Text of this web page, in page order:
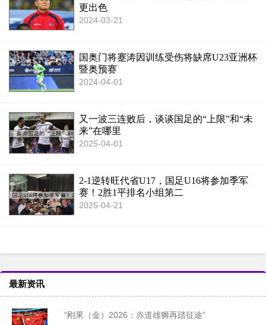
更出色
2024-03-21
国奥门将蹇涛因训练受伤将缺席U23亚洲杯
暨奥预赛
2024-04-01
又一波三连败后，谈谈国足的“上限”和“未
来”在哪里
2025-04-01
2-1逆转旺代省U17，国足U16将参加季军
赛！2胜1平排名小组第二
2025-04-21
最新资讯
“刚果（金）2026：赤道雄狮再踏征途”